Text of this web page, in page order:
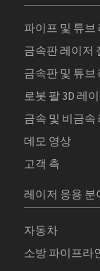
파이프 및 튜브
금속판 레이저
금속판 및 튜브
로봇 팔 3D 레
금속 및 비금속
데모 영상
고객 측
레이저 응용 분
자동차
소방 파이프라